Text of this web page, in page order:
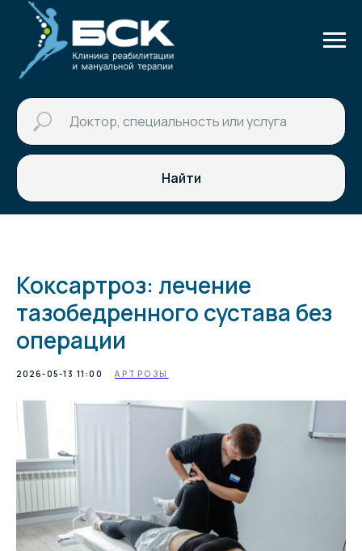
Найти
Коксартроз: лечение
тазобедренного сустава без
операции
2026-05-13 11:00 АРТРОЗЫ